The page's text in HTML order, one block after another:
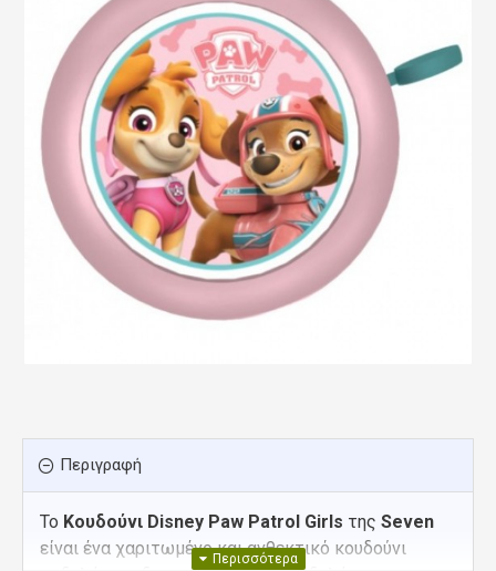
Περιγραφή
Το Κουδούνι Disney Paw Patrol Girls της Seven
είναι ένα χαριτωμένο και ανθεκτικό κουδούνι